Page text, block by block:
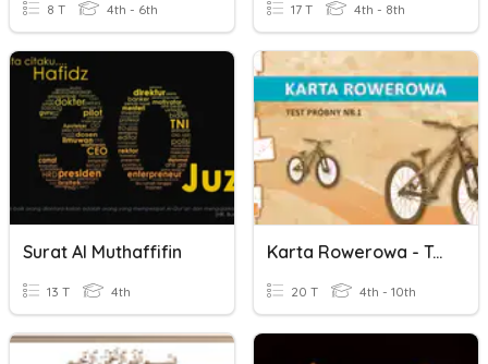
8 T 4th - 6th 17 T 4th - 8th
Surat Al Muthaffifin
13 T 4th
Karta Rowerowa - Test Próbny 01
20 T 4th - 10th